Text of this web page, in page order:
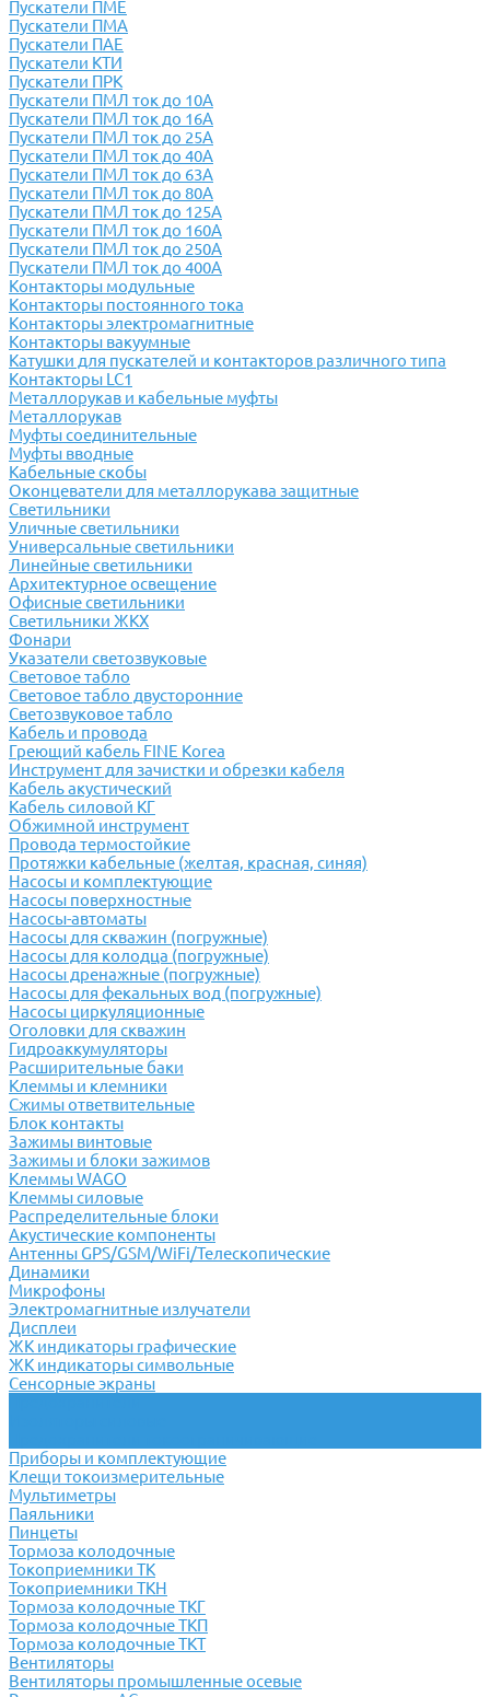
Пускатели ПМЕ
Пускатели ПМА
Пускатели ПАЕ
Пускатели КТИ
Пускатели ПРК
Пускатели ПМЛ ток до 10А
Пускатели ПМЛ ток до 16А
Пускатели ПМЛ ток до 25А
Пускатели ПМЛ ток до 40А
Пускатели ПМЛ ток до 63А
Пускатели ПМЛ ток до 80А
Пускатели ПМЛ ток до 125А
Пускатели ПМЛ ток до 160А
Пускатели ПМЛ ток до 250А
Пускатели ПМЛ ток до 400А
Контакторы модульные
Контакторы постоянного тока
Контакторы электромагнитные
Контакторы вакуумные
Катушки для пускателей и контакторов различного типа
Контакторы LC1
Металлорукав и кабельные муфты
Металлорукав
Муфты соединительные
Муфты вводные
Кабельные скобы
Оконцеватели для металлорукава защитные
Светильники
Уличные светильники
Универсальные светильники
Линейные светильники
Архитектурное освещение
Офисные светильники
Светильники ЖКХ
Фонари
Указатели светозвуковые
Световое табло
Световое табло двусторонние
Светозвуковое табло
Кабель и провода
Греющий кабель FINE Korea
Инструмент для зачистки и обрезки кабеля
Кабель акустический
Кабель силовой КГ
Обжимной инструмент
Провода термостойкие
Протяжки кабельные (желтая, красная, синяя)
Насосы и комплектующие
Насосы поверхностные
Насосы-автоматы
Насосы для скважин (погружные)
Насосы для колодца (погружные)
Насосы дренажные (погружные)
Насосы для фекальных вод (погружные)
Насосы циркуляционные
Оголовки для скважин
Гидроаккумуляторы
Расширительные баки
Клеммы и клемники
Cжимы ответвительные
Блок контакты
Зажимы винтовые
Зажимы и блоки зажимов
Клеммы WAGO
Клеммы силовые
Распределительные блоки
Акустические компоненты
Антенны GPS/GSM/WiFi/Телескопические
Динамики
Микрофоны
Электромагнитные излучатели
Дисплеи
ЖК индикаторы графические
ЖК индикаторы символьные
Сенсорные экраны
Приборы и комплектующие
Клещи токоизмерительные
Мультиметры
Паяльники
Пинцеты
Тормоза колодочные
Токоприемники ТК
Токоприемники ТКН
Тормоза колодочные ТКГ
Тормоза колодочные ТКП
Тормоза колодочные ТКТ
Вентиляторы
Вентиляторы промышленные осевые